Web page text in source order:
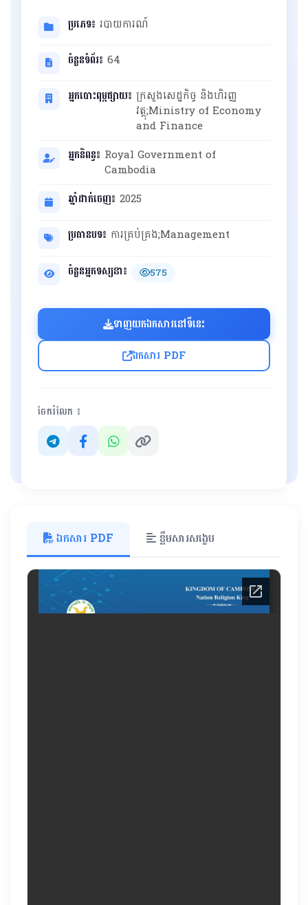
ប្រភេទ៖ របាយការណ៍
ចំនួនទំព័រ៖ 64
អ្នកបោះពុម្ពផ្សាយ៖ ក្រសួងសេដ្ឋកិច្ច និងហិរញ្ញ
វត្ថុ;Ministry of Economy
and Finance
អ្នកនិពន្ធ៖ Royal Government of
Cambodia
ឆ្នាំដាក់ចេញ៖ 2025
ប្រធានបទ៖ ការគ្រប់គ្រង;Management
ចំនួនអ្នកទស្សនា៖
575
ទាញយកឯកសារនៅទីនេះ
ឯកសារ PDF
ចែករំលែក ៖
ឯកសារ PDF ខ្លឹមសារសង្ខេប